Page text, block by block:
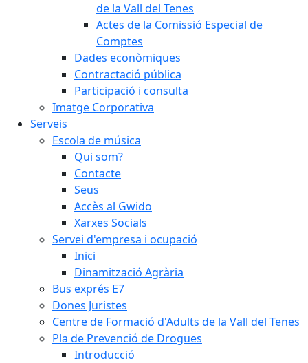
de la Vall del Tenes
Actes de la Comissió Especial de
Comptes
Dades econòmiques
Contractació pública
Participació i consulta
Imatge Corporativa
Serveis
Escola de música
Qui som?
Contacte
Seus
Accès al Gwido
Xarxes Socials
Servei d'empresa i ocupació
Inici
Dinamització Agrària
Bus exprés E7
Dones Juristes
Centre de Formació d'Adults de la Vall del Tenes
Pla de Prevenció de Drogues
Introducció